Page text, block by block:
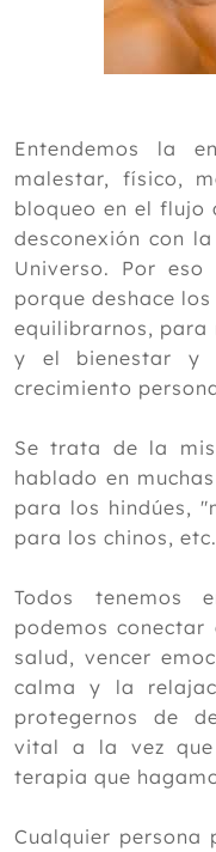
Mayo
Abril
2013
2012
Entendemos la
malestar, físico,
bloqueo en el flujo
desconexión con
Universo. Por
porque deshace
equilibrarnos, para
y el bienestar y
crecimiento
Se trata de la
hablado en
para los hindúes,
para los chinos, etc.
Todos tenemos
podemos
salud, vencer
calma y la
protegernos de
vital a la vez que
terapia que
Cualquier persona